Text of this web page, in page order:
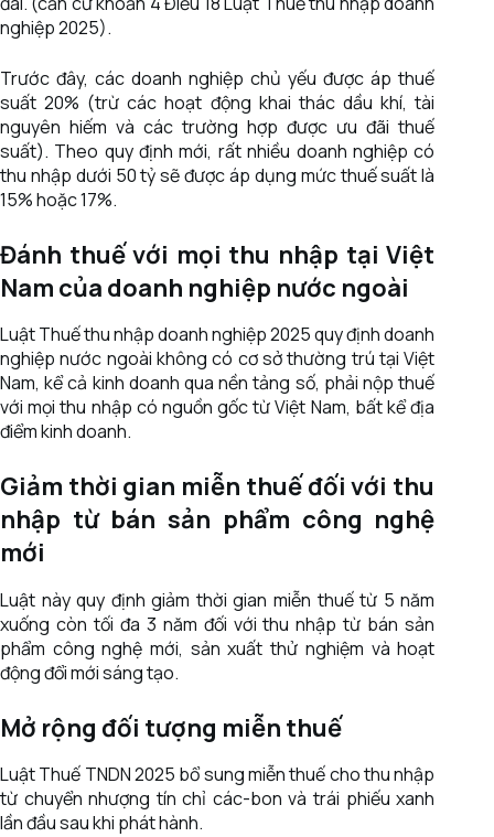
nghiệp 2025).
Trước đây, các doanh nghiệp chủ yếu được áp thuế
suất 20% (trừ các hoạt động khai thác dầu khí, tài
nguyên hiếm và các trường hợp được ưu đãi thuế
suất). Theo quy định mới, rất nhiều doanh nghiệp có
thu nhập dưới 50 tỷ sẽ được áp dụng mức thuế suất là
15% hoặc 17%.
Đánh thuế với mọi thu nhập tại Việt
Nam của doanh nghiệp nước ngoài
Luật Thuế thu nhập doanh nghiệp 2025 quy định doanh
nghiệp nước ngoài không có cơ sở thường trú tại Việt
Nam, kể cả kinh doanh qua nền tảng số, phải nộp thuế
với mọi thu nhập có nguồn gốc từ Việt Nam, bất kể địa
điểm kinh doanh.
Giảm thời gian miễn thuế đối với thu
nhập từ bán sản phẩm công nghệ
mới
Luật này quy định giảm thời gian miễn thuế từ 5 năm
xuống còn tối đa 3 năm đối với thu nhập từ bán sản
phẩm công nghệ mới, sản xuất thử nghiệm và hoạt
động đổi mới sáng tạo.
Mở rộng đối tượng miễn thuế
Luật Thuế TNDN 2025 bổ sung miễn thuế cho thu nhập
từ chuyển nhượng tín chỉ các-bon và trái phiếu xanh
lần đầu sau khi phát hành.